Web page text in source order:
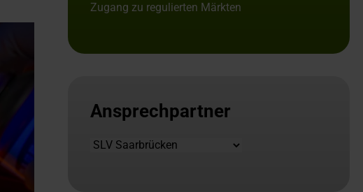
Zugang zu regulierten Märkten
Ansprechpartner
Standort